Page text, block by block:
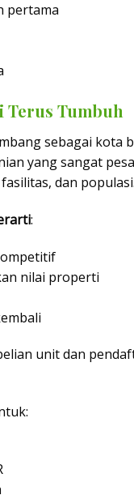
pertama
Terus Tumbuh
sebagai
yang sangat
dan populasi.
:
nilai properti
unit dan